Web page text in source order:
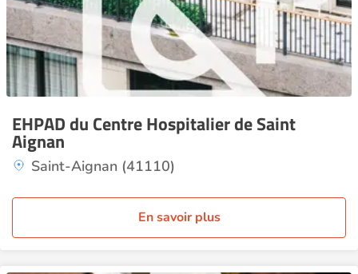
EHPAD du Centre Hospitalier de Saint
Aignan
Saint-Aignan (41110)
En savoir plus